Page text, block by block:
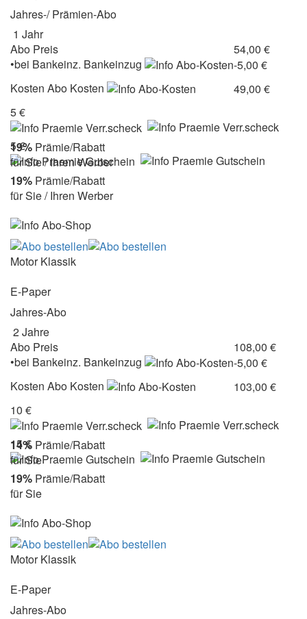
Jahres-/ Prämien-Abo
1 Jahr
Abo Preis
54,00 €
•bei Bankeinz. Bankeinzug
-5,00 €
Kosten Abo Kosten
49,00 €
5 €
19% Prämie/Rabatt
für Sie / Ihren Werber
5 €
19% Prämie/Rabatt
für Sie / Ihren Werber
Motor Klassik
E-Paper
Jahres-Abo
2 Jahre
Abo Preis
108,00 €
•bei Bankeinz. Bankeinzug
-5,00 €
Kosten Abo Kosten
103,00 €
10 €
14% Prämie/Rabatt
für Sie
15 €
19% Prämie/Rabatt
für Sie
Motor Klassik
E-Paper
Jahres-Abo